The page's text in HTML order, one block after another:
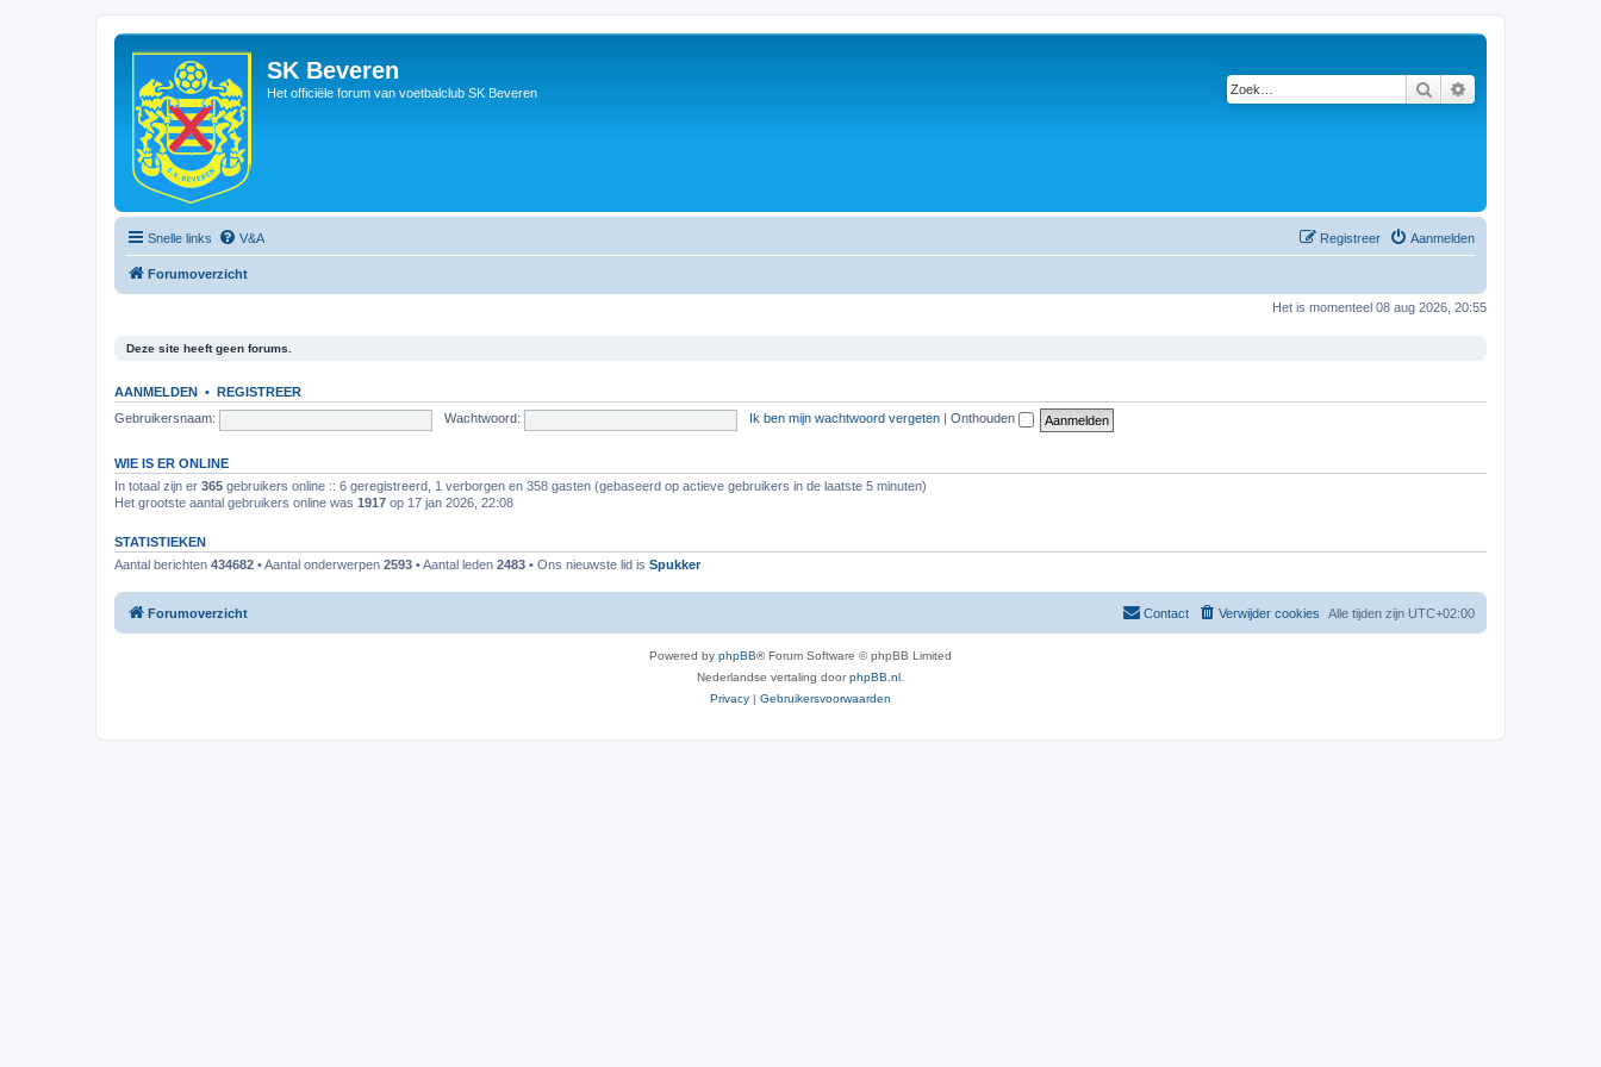
SK Beveren
Het officiële forum van voetbalclub SK Beveren Zoek
Snelle links V&A Aanmelden
Registreer
Forumoverzicht
Het is momenteel 08 aug 2026, 20:55
Deze site heeft geen forums.
AANMELDEN • REGISTREER
Gebruikersnaam:
Wachtwoord: Ik ben mijn wachtwoord vergeten Onthouden
WIE IS ER ONLINE
In totaal zijn er 365 gebruikers online :: 6 geregistreerd, 1 verborgen en 358 gasten (gebaseerd op actieve gebruikers in de laatste 5 minuten)
Het grootste aantal gebruikers online was 1917 op 17 jan 2026, 22:08
STATISTIEKEN
Aantal berichten 434682 • Aantal onderwerpen 2593 • Aantal leden 2483 • Ons nieuwste lid is Spukker
Forumoverzicht Alle tijden zijn UTC+02:00
Verwijder cookies
Contact
Powered by phpBB® Forum Software © phpBB Limited
Nederlandse vertaling doorphpBB.nl
Privacy | Gebruikersvoorwaarden